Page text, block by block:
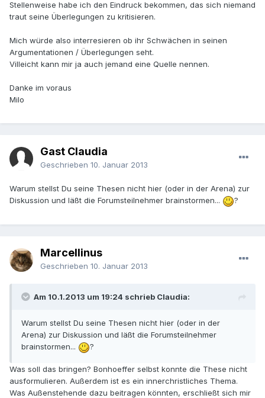
Stellenweise habe ich den Eindruck bekommen, das sich niemand
traut seine Überlegungen zu kritisieren.
Mich würde also interresieren ob ihr Schwächen in seinen
Argumentationen / Überlegungen seht.
Villeicht kann mir ja auch jemand eine Quelle nennen.
Danke im voraus
Milo
Gast Claudia
Geschrieben 10. Januar 2013
Warum stellst Du seine Thesen nicht hier (oder in der Arena) zur
Diskussion und läßt die Forumsteilnehmer brainstormen...
?
Marcellinus
Geschrieben 10. Januar 2013
Am 10.1.2013 um 19:24 schrieb Claudia:
Warum stellst Du seine Thesen nicht hier (oder in der
Arena) zur Diskussion und läßt die Forumsteilnehmer
brainstormen...
?
Was soll das bringen? Bonhoeffer selbst konnte die These nicht
ausformulieren. Außerdem ist es ein innerchristliches Thema.
Was Außenstehende dazu beitragen könnten, erschließt sich mir